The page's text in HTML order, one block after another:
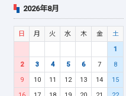
2026年8月
日 月 火 水 木 金
土
1
2
3 4 5 6 7
8
9
10 11 12 13 14
15